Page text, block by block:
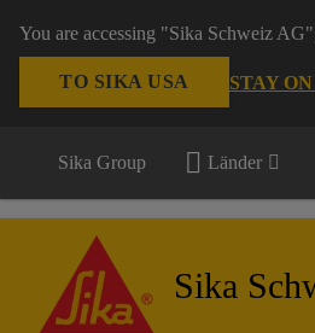
You are accessing "Sika Schweiz
TO SIKA USA STAY
Sika Group Länder
Sika